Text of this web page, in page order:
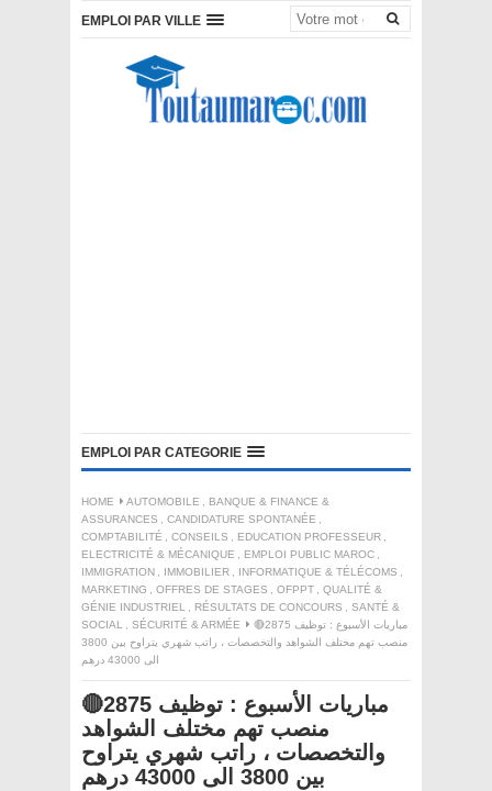
EMPLOI PAR VILLE
EMPLOI PAR CATEGORIE
HOME AUTOMOBILE , BANQUE & FINANCE &
ASSURANCES , CANDIDATURE SPONTANÉE ,
COMPTABILITÉ , CONSEILS , EDUCATION PROFESSEUR ,
ELECTRICITÉ & MÉCANIQUE , EMPLOI PUBLIC MAROC ,
IMMIGRATION , IMMOBILIER , INFORMATIQUE & TÉLÉCOMS ,
MARKETING , OFFRES DE STAGES , OFPPT , QUALITÉ &
GÉNIE INDUSTRIEL , RÉSULTATS DE CONCOURS , SANTÉ &
SOCIAL , SÉCURITÉ & ARMÉE
🔴مباريات الأسبوع : توظيف 2875
منصب تهم مختلف الشواهد والتخصصات ، راتب شهري يتراوح بين 3800
الى 43000 درهم
🔴مباريات الأسبوع : توظيف 2875
منصب تهم مختلف الشواهد
والتخصصات ، راتب شهري يتراوح
بين 3800 الى 43000 درهم